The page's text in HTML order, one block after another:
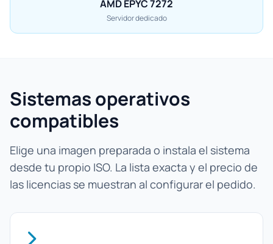
AMD EPYC 7272
Servidor dedicado
Sistemas operativos
compatibles
Elige una imagen preparada o instala el sistema
desde tu propio ISO. La lista exacta y el precio de
las licencias se muestran al configurar el pedido.